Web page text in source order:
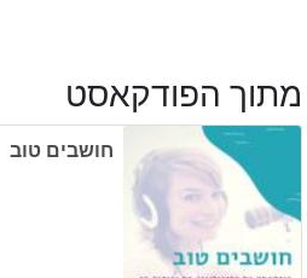
מתוך הפודקאסט
חושבים טוב